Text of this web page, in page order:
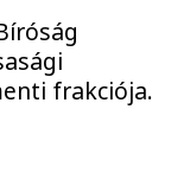
frakciója.